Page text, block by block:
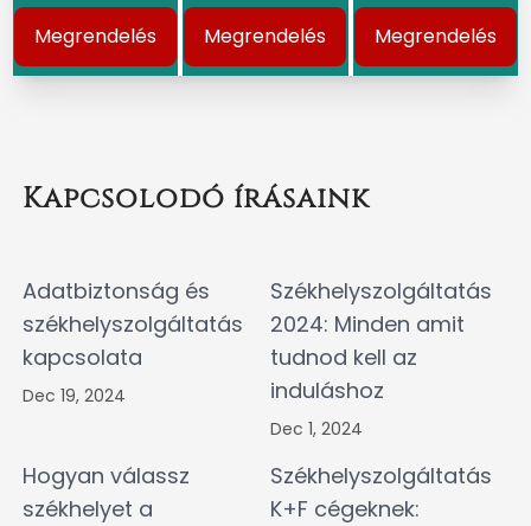
Megrendelés Megrendelés Megrendelés
Kapcsolodó írásaink
Adatbiztonság és
székhelyszolgáltatás
kapcsolata
Dec 19, 2024
Székhelyszolgáltatás
2024: Minden amit
tudnod kell az
induláshoz
Dec 1, 2024
Hogyan válassz
székhelyet a
Székhelyszolgáltatás
K+F cégeknek: